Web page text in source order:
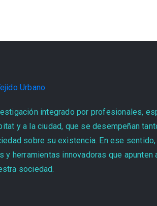
integrado por profesionales,
y a la ciudad, que se desempeñan
sobre su existencia. En ese
herramientas innovadoras que
sociedad.